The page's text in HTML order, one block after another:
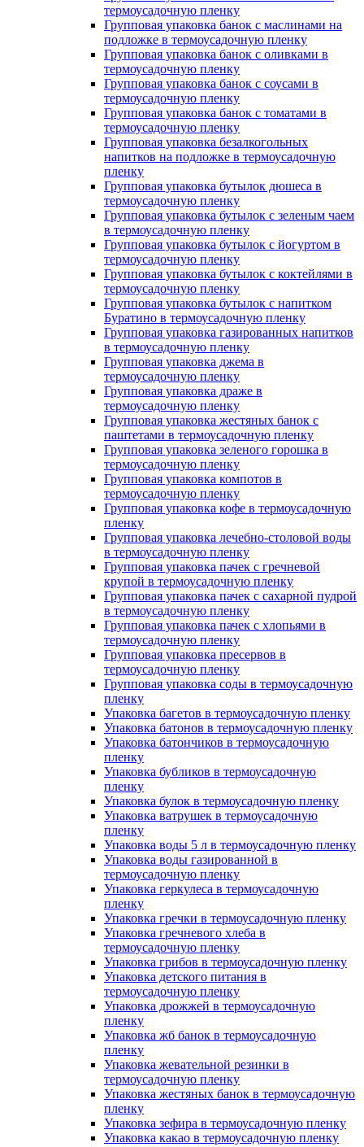
термоусадочную пленку
Групповая упаковка банок с маслинами на
подложке в термоусадочную пленку
Групповая упаковка банок с оливками в
термоусадочную пленку
Групповая упаковка банок с соусами в
термоусадочную пленку
Групповая упаковка банок с томатами в
термоусадочную пленку
Групповая упаковка безалкогольных
напитков на подложке в термоусадочную
пленку
Групповая упаковка бутылок дюшеса в
термоусадочную пленку
Групповая упаковка бутылок с зеленым чаем
в термоусадочную пленку
Групповая упаковка бутылок с йогуртом в
термоусадочную пленку
Групповая упаковка бутылок с коктейлями в
термоусадочную пленку
Групповая упаковка бутылок с напитком
Буратино в термоусадочную пленку
Групповая упаковка газированных напитков
в термоусадочную пленку
Групповая упаковка джема в
термоусадочную пленку
Групповая упаковка драже в
термоусадочную пленку
Групповая упаковка жестяных банок с
паштетами в термоусадочную пленку
Групповая упаковка зеленого горошка в
термоусадочную пленку
Групповая упаковка компотов в
термоусадочную пленку
Групповая упаковка кофе в термоусадочную
пленку
Групповая упаковка лечебно-столовой воды
в термоусадочную пленку
Групповая упаковка пачек с гречневой
крупой в термоусадочную пленку
Групповая упаковка пачек с сахарной пудрой
в термоусадочную пленку
Групповая упаковка пачек с хлопьями в
термоусадочную пленку
Групповая упаковка пресервов в
термоусадочную пленку
Групповая упаковка соды в термоусадочную
пленку
Упаковка багетов в термоусадочную пленку
Упаковка батонов в термоусадочную пленку
Упаковка батончиков в термоусадочную
пленку
Упаковка бубликов в термоусадочную
пленку
Упаковка булок в термоусадочную пленку
Упаковка ватрушек в термоусадочную
пленку
Упаковка воды 5 л в термоусадочную пленку
Упаковка воды газированной в
термоусадочную пленку
Упаковка геркулеса в термоусадочную
пленку
Упаковка гречки в термоусадочную пленку
Упаковка гречневого хлеба в
термоусадочную пленку
Упаковка грибов в термоусадочную пленку
Упаковка детского питания в
термоусадочную пленку
Упаковка дрожжей в термоусадочную
пленку
Упаковка жб банок в термоусадочную
пленку
Упаковка жевательной резинки в
термоусадочную пленку
Упаковка жестяных банок в термоусадочную
пленку
Упаковка зефира в термоусадочную пленку
Упаковка какао в термоусадочную пленку